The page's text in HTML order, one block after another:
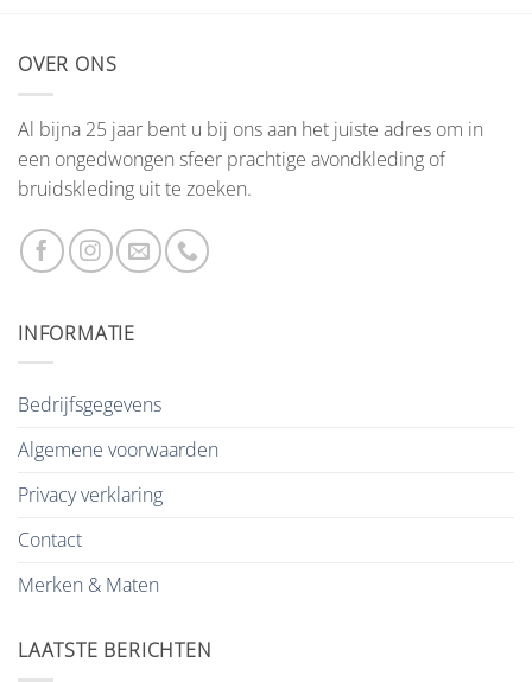
OVER ONS
Al bijna 25 jaar bent u bij ons aan het juiste adres om in
een ongedwongen sfeer prachtige avondkleding of
bruidskleding uit te zoeken.
INFORMATIE
Bedrijfsgegevens
Algemene voorwaarden
Privacy verklaring
Contact
Merken & Maten
LAATSTE BERICHTEN